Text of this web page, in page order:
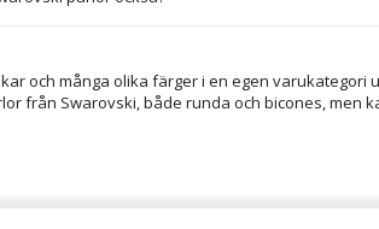
och många olika färger i en egen varukategori
från Swarovski, både runda och bicones, men